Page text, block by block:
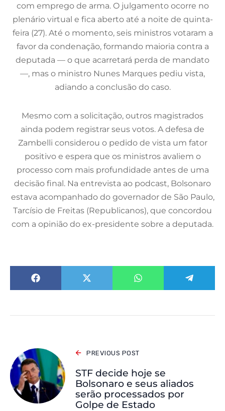
com emprego de arma. O julgamento ocorre no
plenário virtual e fica aberto até a noite de quinta-
feira (27). Até o momento, seis ministros votaram a
favor da condenação, formando maioria contra a
deputada — o que acarretará perda de mandato
—, mas o ministro Nunes Marques pediu vista,
adiando a conclusão do caso.
Mesmo com a solicitação, outros magistrados
ainda podem registrar seus votos. A defesa de
Zambelli considerou o pedido de vista um fator
positivo e espera que os ministros avaliem o
processo com mais profundidade antes de uma
decisão final. Na entrevista ao podcast, Bolsonaro
estava acompanhado do governador de São Paulo,
Tarcísio de Freitas (Republicanos), que concordou
com a opinião do ex-presidente sobre a deputada.
PREVIOUS POST
STF decide hoje se
Bolsonaro e seus aliados
serão processados por
Golpe de Estado